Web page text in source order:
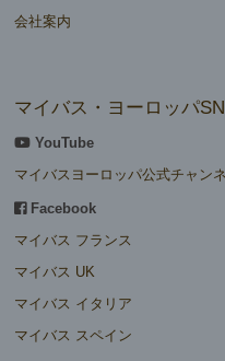
会社案内
マイバス・ヨーロッパ
YouTube
マイバスヨーロッパ公式チャン
Facebook
マイバス フランス
マイバス UK
マイバス イタリア
マイバス スペイン